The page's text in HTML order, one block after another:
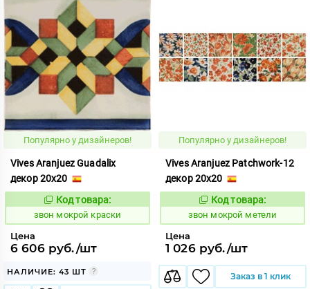
Популярно у дизайнеров!
Vives Aranjuez Guadalix
декор 20x20
460414
Код товара:
звон мокрой краски
Цена
6 606 руб./шт
НАЛИЧИЕ: 43 ШТ
Популярно у дизайнеров!
Vives Aranjuez Patchwork-12
декор 20x20
460425
Код товара:
звон мокрой метели
Цена
1 026 руб./шт
Заказ в 1 клик